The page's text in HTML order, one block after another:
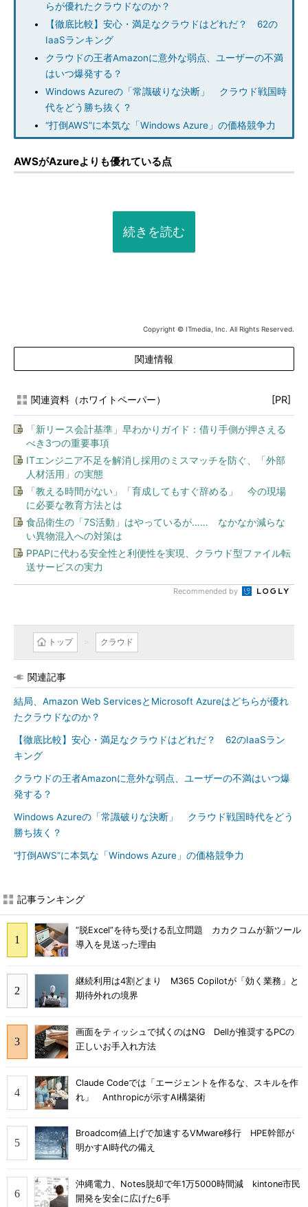
らが優れたクラウドなのか？
【徹底比較】安心・満足なクラウドはどれだ？ 62の
IaaSランキング
クラウドの王者Amazonに意外な弱点、ユーザーの不満
はいつ爆発する？
Windows Azureの「常識破りな決断」 クラウド戦国時
代をどう勝ち抜く？
“打倒AWS”に本気な「Windows Azure」の価格競争力
AWSがAzureよりも優れている点
続きを読む
Copyright © ITmedia, Inc. All Rights Reserved.
関連情報
関連資料（ホワイトペーパー） [PR]
「新リース会計基準」早わかりガイド：借り手側が押さえる
べき3つの重要事項
ITエンジニア不足を解消し採用のミスマッチを防ぐ、「外部
人材活用」の実態
「教える時間がない」「育成してもすぐ辞める」 今の現場
に必要な教育方法とは
食品衛生の「7S活動」はやっているが…… なかなか減らな
い異物混入への対策は
PPAPに代わる安全性と利便性を実現、クラウド型ファイル転
送サービスの実力
Recommended by
トップ クラウド
関連記事
結局、Amazon Web ServicesとMicrosoft Azureはどちらが優れ
たクラウドなのか？
【徹底比較】安心・満足なクラウドはどれだ？ 62のIaaSラン
キング
クラウドの王者Amazonに意外な弱点、ユーザーの不満はいつ爆
発する？
Windows Azureの「常識破りな決断」 クラウド戦国時代をどう
勝ち抜く？
“打倒AWS”に本気な「Windows Azure」の価格競争力
記事ランキング
“脱Excel”を待ち受ける乱立問題 カカクコムが新ツール
導入を見送った理由
継続利用は4割どまり M365 Copilotが「効く業務」と
期待外れの境界
画面をティッシュで拭くのはNG Dellが推奨するPCの
正しいお手入れ方法
Claude Codeでは「エージェントを作るな、スキルを作
れ」 Anthropicが示すAI構築術
Broadcom値上げで加速するVMware移行 HPE幹部が
明かすAI時代の備え
沖縄電力、Notes脱却で年1万5000時間減 kintone市民
開発を安全に広げた6手